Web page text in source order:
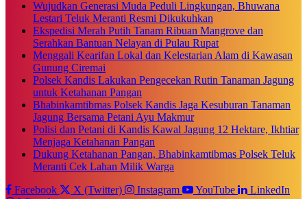
Wujudkan Generasi Muda Peduli Lingkungan, Bhuwana
Lestari Teluk Meranti Resmi Dikukuhkan
Ekspedisi Merah Putih Tanam Ribuan Mangrove dan
Serahkan Bantuan Nelayan di Pulau Rupat
Menggali Kearifan Lokal dan Kelestarian Alam di Kawasan
Gunung Ciremai
Polsek Kandis Lakukan Pengecekan Rutin Tanaman Jagung
untuk Ketahanan Pangan
Bhabinkamtibmas Polsek Kandis Jaga Kesuburan Tanaman
Jagung Bersama Petani Ayu Makmur
Polisi dan Petani di Kandis Kawal Jagung 12 Hektare, Ikhtiar
Menjaga Ketahanan Pangan
Dukung Ketahanan Pangan, Bhabinkamtibmas Polsek Teluk
Meranti Cek Lahan Milik Warga
Facebook
X (Twitter) Instagram YouTube
LinkedIn